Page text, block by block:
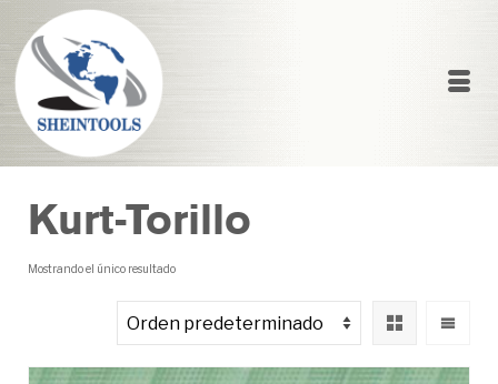
Kurt-Torillo
Mostrando el único resultado